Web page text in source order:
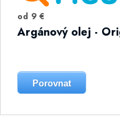
od 9 €
Argánový olej -
Porovnat